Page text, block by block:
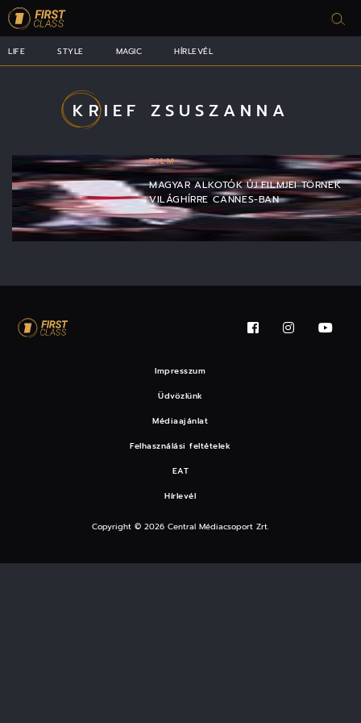
LIFE STYLE MAGIC HÍRLEVÉL
KRIEF ZSUSZANNA
FILM
MAGYAR ALKOTÓK ÚJ FILMJEI TÖRNEK
VILÁGHÍRRE CANNES-BAN
Impresszum
Üdvözlünk
Médiaajánlat
Felhasználási feltételek
EAT
Hírlevél
Copyright © 2026 Central Médiacsoport Zrt.